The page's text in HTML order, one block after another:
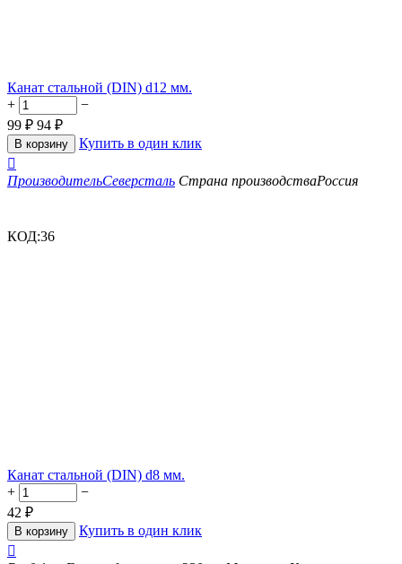
Канат стальной (DIN) d12 мм.
+
−
99 ₽ 94 ₽
В корзину
Купить в один клик

ПроизводительСеверсталь Страна производстваРоссия
КОД:36
Канат стальной (DIN) d8 мм.
+
−
42 ₽
В корзину
Купить в один клик
